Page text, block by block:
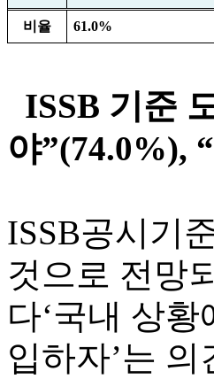
비율 61.0%
ISSB 기준
야”(74.0%),
ISSB공시기
것으로 전망
다‘국내 상
입하자’는